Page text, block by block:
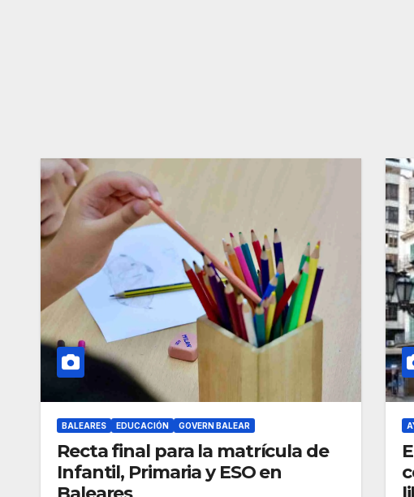
BALEARES EDUCACIÓN GOVERN BALEAR
Recta final para la matrícula de
Infantil, Primaria y ESO en